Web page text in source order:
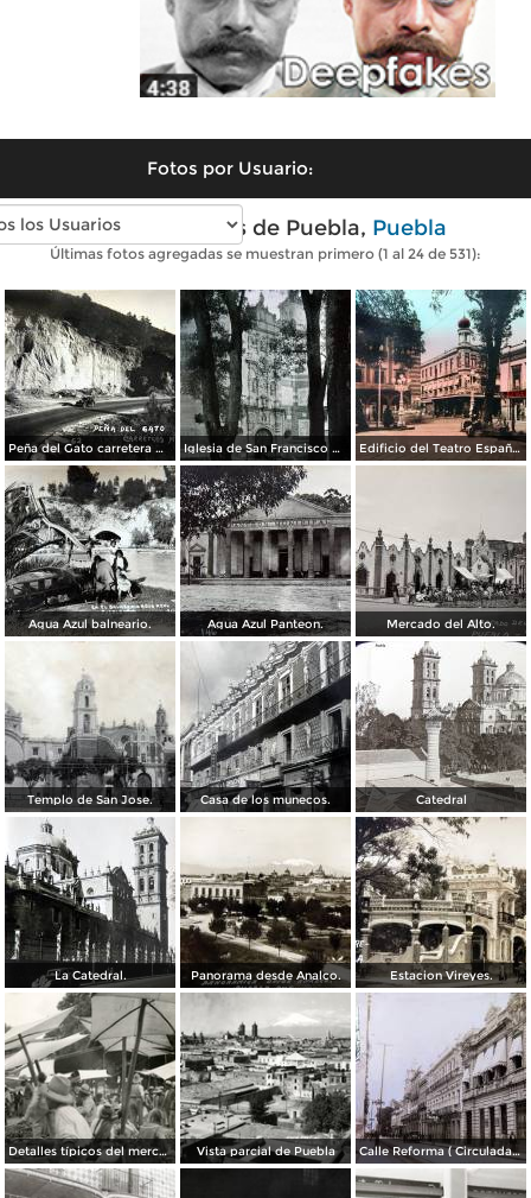
Fotos por Usuario:
Fotos antiguas de Puebla, Puebla
Últimas fotos agregadas se muestran primero (1 al 24 de 531):
Peña del Gato carretera Mexico-Puebla Iglesia de San Francisco por el Fotógrafo Hugo Brehme. Edificio del Teatro Español.
Agua Azul balneario. Agua Azul Panteon. Mercado del Alto.
Templo de San Jose. Casa de los munecos. Catedral
La Catedral. Panorama desde Analco. Estacion Vireyes.
Detalles típicos del mercado Vista parcial de Puebla Calle Reforma ( Circulada el 15 de Marzo de 1933 ).